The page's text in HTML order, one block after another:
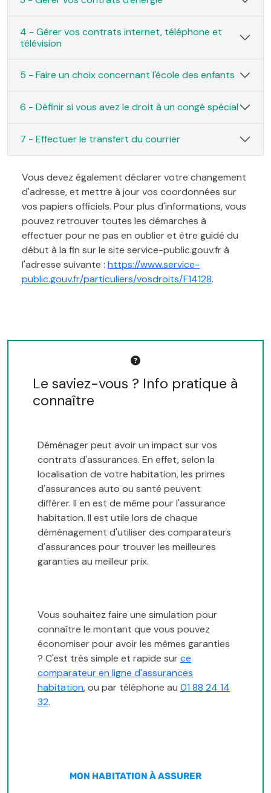
4 - Gérer vos contrats internet, téléphone et
télévision
5 - Faire un choix concernant l'école des enfants
6 - Définir si vous avez le droit à un congé spécial
7 - Effectuer le transfert du courrier
Vous devez également déclarer votre changement
d'adresse, et mettre à jour vos coordonnées sur
vos papiers officiels. Pour plus d'informations, vous
pouvez retrouver toutes les démarches à
effectuer pour ne pas en oublier et être guidé du
début à la fin sur le site service-public.gouv.fr à
l'adresse suivante : https://www.service-
public.gouv.fr/particuliers/vosdroits/F14128.
Le saviez-vous ? Info pratique à
connaître
Déménager peut avoir un impact sur vos
contrats d'assurances. En effet, selon la
localisation de votre habitation, les primes
d'assurances auto ou santé peuvent
différer. Il en est de même pour l'assurance
habitation. Il est utile lors de chaque
déménagement d'utiliser des comparateurs
d'assurances pour trouver les meilleures
garanties au meilleur prix.
Vous souhaitez faire une simulation pour
connaître le montant que vous pouvez
économiser pour avoir les mêmes garanties
? C'est très simple et rapide surce
comparateur en ligne d'assurances
habitation, ou par téléphone au 01 88 24 14
32.